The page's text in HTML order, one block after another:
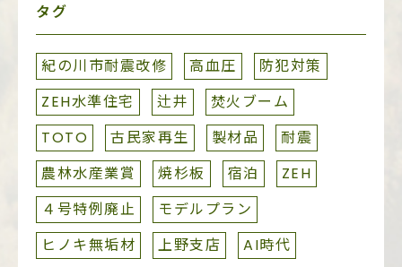
タグ
紀の川市耐震改修 高血圧
防犯対策
ZEH水準住宅
辻井
焚火ブーム
TOTO
古民家再生 製材品
耐震
農林水産業賞
焼杉板 宿泊
ZEH
４号特例廃止
モデルプラン
ヒノキ無垢材
上野支店
AI時代